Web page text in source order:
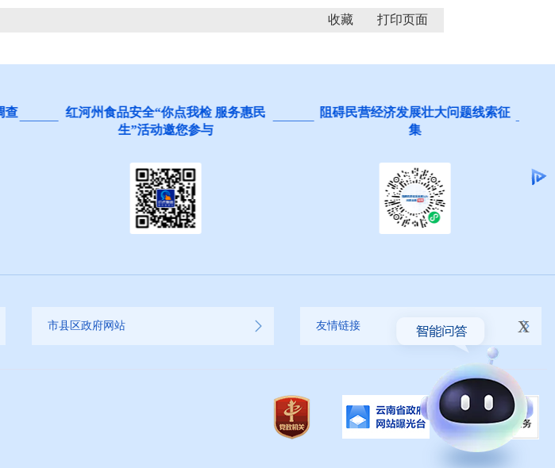
收藏
红河州食品安全“你点我检 服务惠民
生”活动邀您参与
阻碍民营经济发展壮大问题线索征
市县区政府网站 友情链接 x